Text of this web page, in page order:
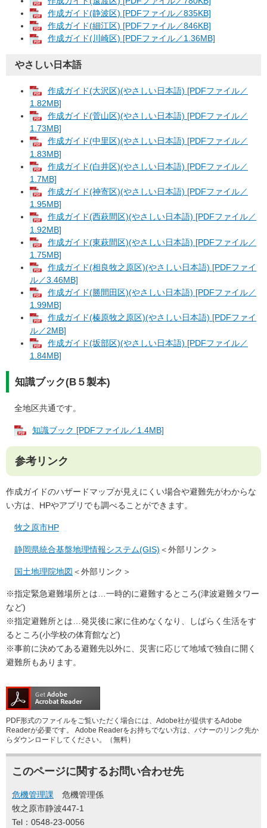
作成ガイド(静波区) [PDFファイル／835KB]
作成ガイド(細江区) [PDFファイル／846KB]
作成ガイド(川崎区) [PDFファイル／1.36MB]
やさしい日本語
作成ガイド(大沢区)(やさしい日本語) [PDFファイル／
1.82MB]
作成ガイド(菅山区)(やさしい日本語) [PDFファイル／
1.73MB]
作成ガイド(中里区)(やさしい日本語) [PDFファイル／
1.83MB]
作成ガイド(白井区)(やさしい日本語) [PDFファイル／
1.7MB]
作成ガイド(神寄区)(やさしい日本語) [PDFファイル／
1.95MB]
作成ガイド(西萩間区)(やさしい日本語) [PDFファイル／
1.92MB]
作成ガイド(東萩間区)(やさしい日本語) [PDFファイル／
1.75MB]
作成ガイド(相良牧之原区)(やさしい日本語) [PDFファイ
ル／3.46MB]
作成ガイド(勝間田区)(やさしい日本語) [PDFファイル／
1.99MB]
作成ガイド(榛原牧之原区)(やさしい日本語) [PDFファイ
ル／2MB]
作成ガイド(坂部区)(やさしい日本語) [PDFファイル／
1.84MB]
知識ブック(B５製本)
全地区共通です。
知識ブック [PDFファイル／1.4MB]
参考リンク
作成ガイドのハザードマップが見えにくい場合や避難先がわからな
い方は、HPやアプリでも調べることができます。
牧之原市HP
静岡県統合基盤地理情報システム(GIS) ＜外部リンク＞
国土地理院地図 ＜外部リンク＞
※指定緊急避難場所とは…一時的に避難するところ(津波避難タワー
など)
※指定避難所とは…発災後に家に住めなくなり、しばらく生活をす
るところ(小学校の体育館など)
※事前に決めてある避難先以外に、災害に応じて地域で独自に開く
避難所もあります。
PDF形式のファイルをご覧いただく場合には、Adobe社が提供するAdobe
Readerが必要です。
Adobe Readerをお持ちでない方は、バナーのリンク先か
らダウンロードしてください。（無料）
このページに関するお問い合わせ先
危機管理課
危機管理係
牧之原市静波447-1
Tel：0548-23-0056